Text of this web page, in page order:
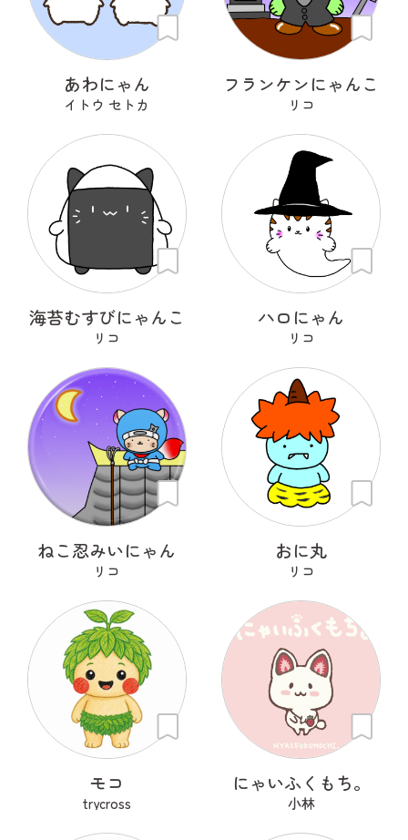
あわにゃん
イトウ セトカ
フランケンにゃんこ
リコ
海苔むすびにゃんこ
リコ
ハロにゃん
リコ
ねこ忍みいにゃん
リコ
おに丸
リコ
モコ
trycross
にゃいふくもち。
小林